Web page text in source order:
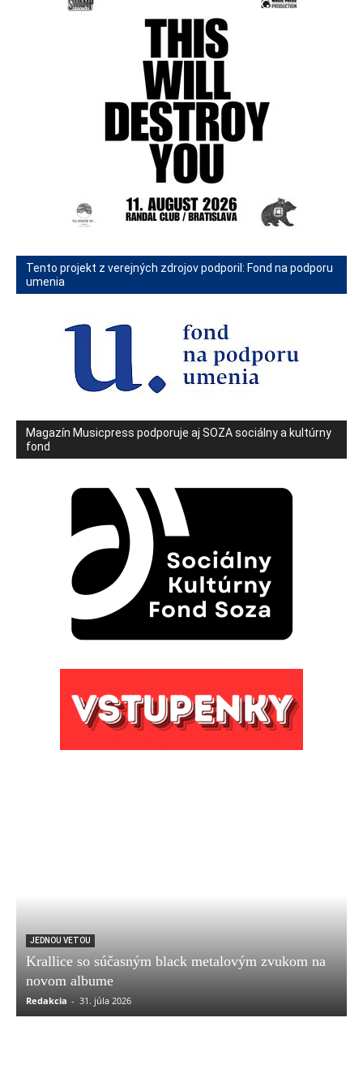
Tento projekt z verejných zdrojov podporil: Fond na podporu
umenia
Magazín Musicpress podporuje aj SOZA sociálny a kultúrny
fond
JEDNOU VETOU
Krallice so súčasným black metalovým zvukom na
novom albume
Redakcia - 31. júla 2026